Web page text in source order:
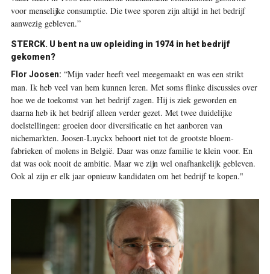
voor menselijke consumptie. Die twee sporen zijn altijd in het bedrijf
aanwezig gebleven.”
STERCK. U bent na uw opleiding in 1974 in het bedrijf
gekomen?
Flor Joosen: “Mijn vader heeft veel meegemaakt en was een strikt
man. Ik heb veel van hem kunnen leren. Met soms flinke discussies over
hoe we de toekomst van het bedrijf zagen. Hij is ziek geworden en
daarna heb ik het bedrijf alleen verder gezet. Met twee duidelijke
doelstellingen: groeien door diversificatie en het aanboren van
nichemarkten. ­Joosen-Luyckx behoort niet tot de grootste bloem­
fabrieken of molens in België. Daar was onze familie te klein voor. En
dat was ook nooit de ambitie. Maar we zijn wel onafhankelijk gebleven.
Ook al zijn er elk jaar opnieuw ­kandidaten om het bedrijf te kopen."